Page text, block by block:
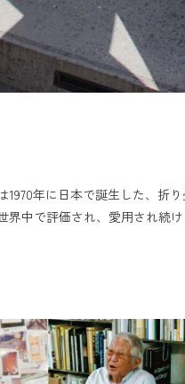
​1970年に​日本で​誕生した、​折
界中で​評価され、​愛用され​続け